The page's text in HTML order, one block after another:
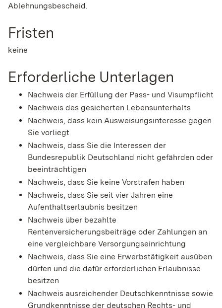
Ablehnungsbescheid.
Fristen
keine
Erforderliche Unterlagen
Nachweis der Erfüllung der Pass- und Visumpflicht
Nachweis des gesicherten Lebensunterhalts
Nachweis, dass kein Ausweisungsinteresse gegen
Sie vorliegt
Nachweis, dass Sie die Interessen der
Bundesrepublik Deutschland nicht gefährden oder
beeinträchtigen
Nachweis, dass Sie keine Vorstrafen haben
Nachweis, dass Sie seit vier Jahren eine
Aufenthaltserlaubnis besitzen
Nachweis über bezahlte
Rentenversicherungsbeiträge oder Zahlungen an
eine vergleichbare Versorgungseinrichtung
Nachweis, dass Sie eine Erwerbstätigkeit ausüben
dürfen und die dafür erforderlichen Erlaubnisse
besitzen
Nachweis ausreichender Deutschkenntnisse sowie
Grundkenntnisse der deutschen Rechts- und